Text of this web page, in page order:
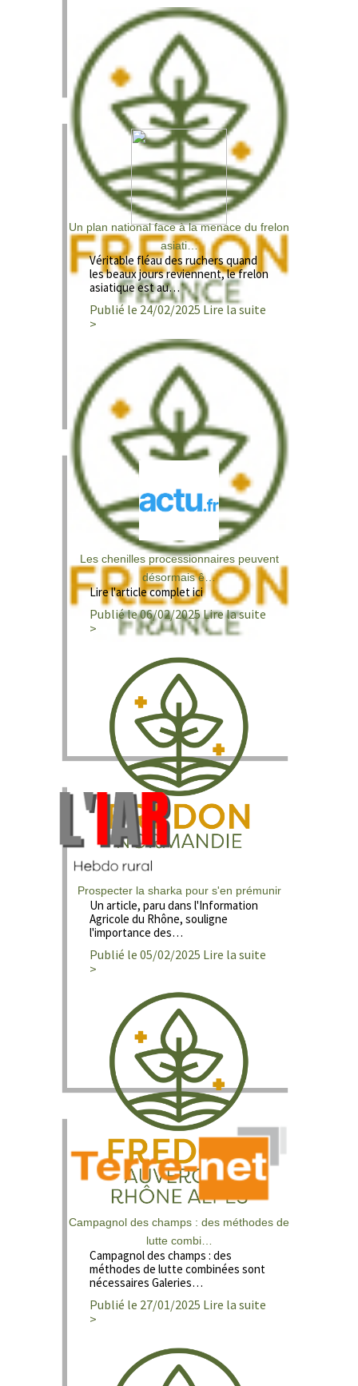
Un plan national face à la menace du frelon
asiati…
Véritable fléau des ruchers quand
les beaux jours reviennent, le frelon
asiatique est au…
Publié le 24/02/2025 Lire la suite
>
Les chenilles processionnaires peuvent
désormais ê…
Lire l'article complet ici
Publié le 06/02/2025 Lire la suite
>
Prospecter la sharka pour s'en prémunir
Un article, paru dans l'Information
Agricole du Rhône, souligne
l'importance des…
Publié le 05/02/2025 Lire la suite
>
Campagnol des champs : des méthodes de
lutte combi…
Campagnol des champs : des
méthodes de lutte combinées sont
nécessaires Galeries…
Publié le 27/01/2025 Lire la suite
>